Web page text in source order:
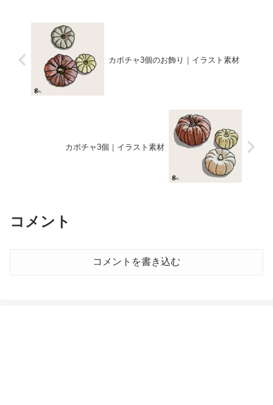
カボチャ3個のお飾り｜イラスト素材
カボチャ3個｜イラスト素材
コメント
コメントを書き込む